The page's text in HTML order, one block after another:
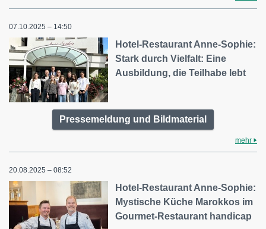
07.10.2025 – 14:50
Hotel-Restaurant Anne-Sophie:
Stark durch Vielfalt: Eine
Ausbildung, die Teilhabe lebt
Pressemeldung und Bildmaterial
mehr
20.08.2025 – 08:52
Hotel-Restaurant Anne-Sophie:
Mystische Küche Marokkos im
Gourmet-Restaurant handicap